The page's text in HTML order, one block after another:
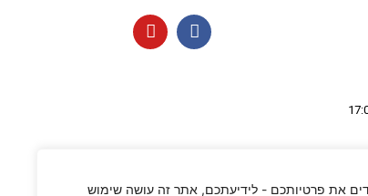
את פרטיותכם - לידיעתכם, אתר זה עושה שימוש